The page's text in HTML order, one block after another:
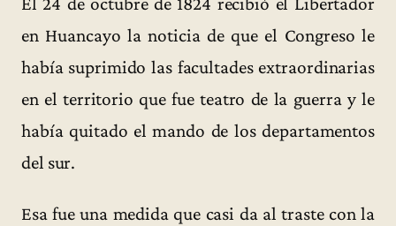
en Huancayo la noticia de que el Congreso le
había suprimido las facultades extraordinarias
en el territorio que fue teatro de la guerra y le
había quitado el mando de los departamentos
del sur.
Esa fue una medida que casi da al traste con la